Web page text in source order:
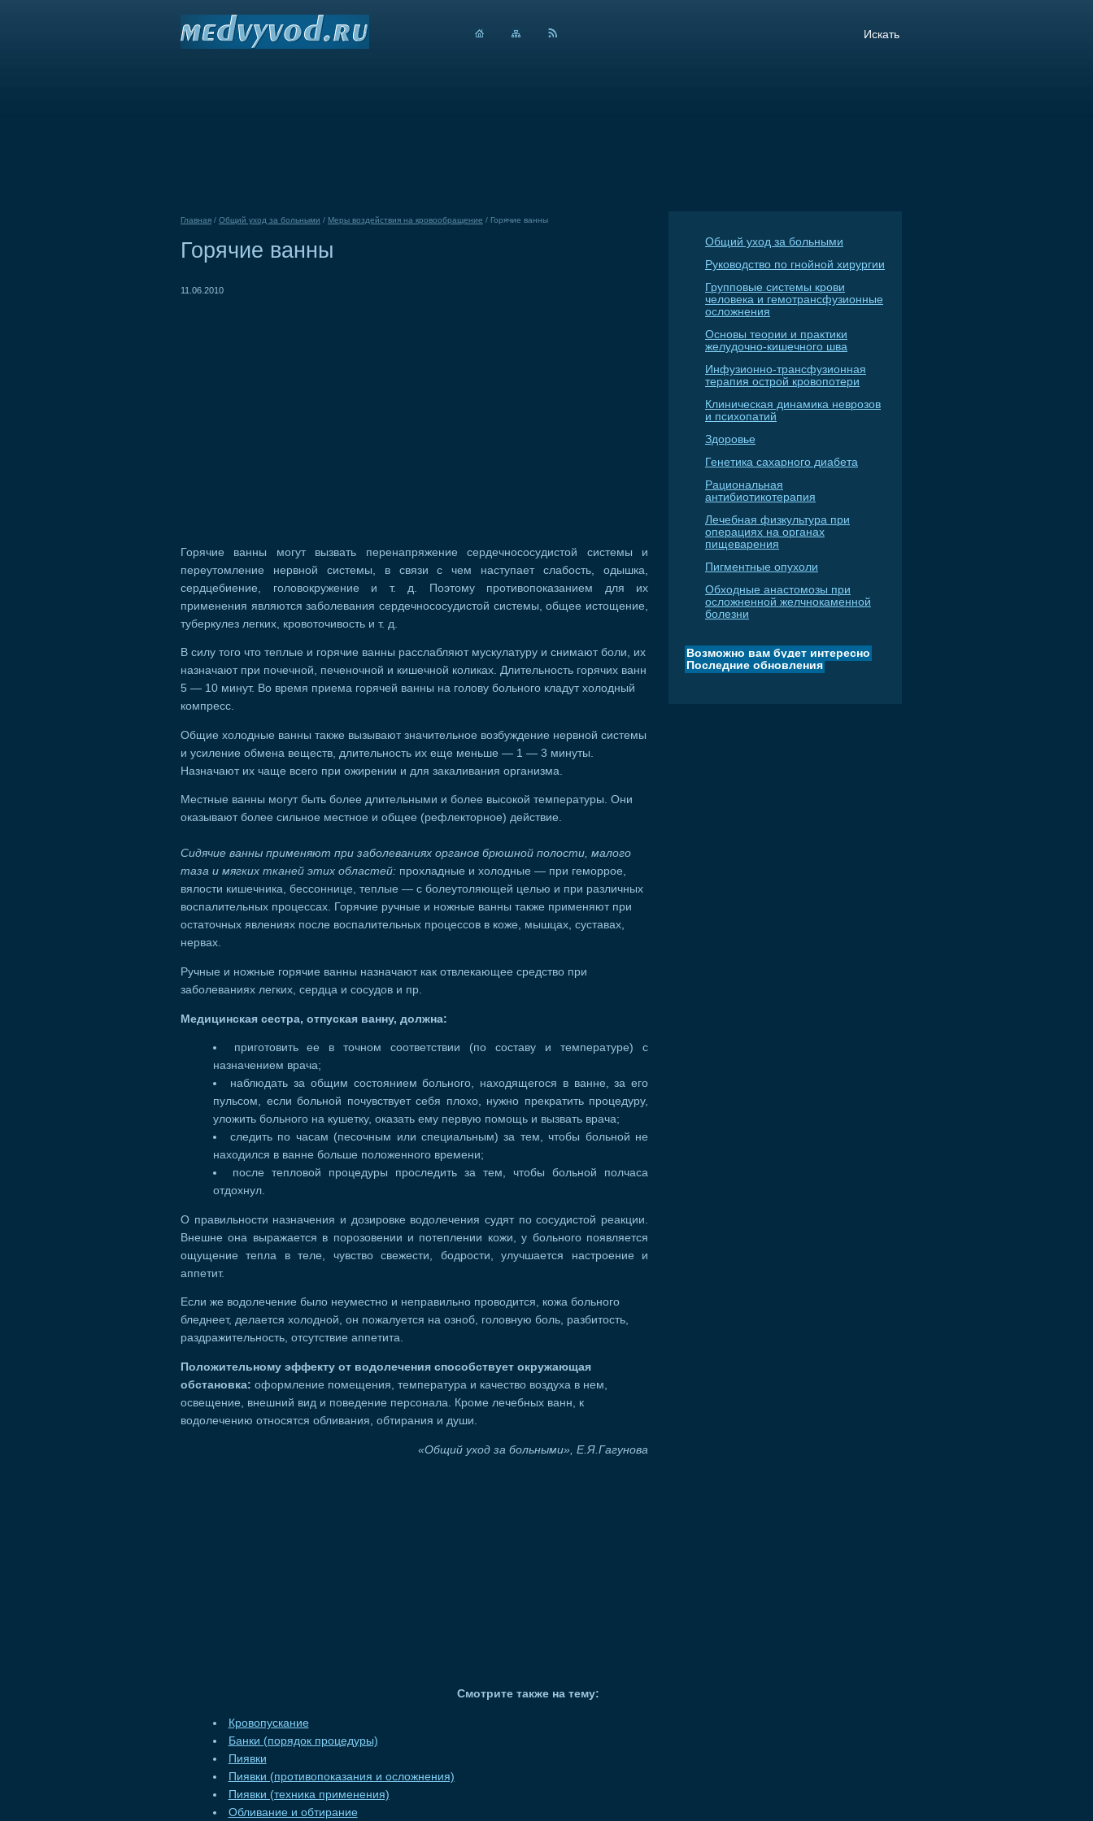
Главная / Общий уход за больными / Меры воздействия на кровообращение / Горячие ванны
Горячие ванны
11.06.2010
Горячие ванны могут вызвать перенапряжение сердечнососудистой системы и
переутомление нервной системы, в связи с чем наступает слабость, одышка,
сердцебиение, головокружение и т. д. Поэтому противопоказанием для их
применения являются заболевания сердечнососудистой системы, общее истощение,
туберкулез легких, кровоточивость и т. д.
В силу того что теплые и горячие ванны расслабляют мускулатуру и снимают боли, их
назначают при почечной, печеночной и кишечной коликах. Длительность горячих ванн
5 — 10 минут. Во время приема горячей ванны на голову больного кладут холодный
компресс.
Общие холодные ванны также вызывают значительное возбуждение нервной системы
и усиление обмена веществ, длительность их еще меньше — 1 — 3 минуты.
Назначают их чаще всего при ожирении и для закаливания организма.
Местные ванны могут быть более длительными и более высокой температуры. Они
оказывают более сильное местное и общее (рефлекторное) действие.
Сидячие ванны применяют при заболеваниях органов брюшной полости, малого
таза и мягких тканей этих областей: прохладные и холодные — при геморрое,
вялости кишечника, бессоннице, теплые — с болеутоляющей целью и при различных
воспалительных процессах. Горячие ручные и ножные ванны также применяют при
остаточных явлениях после воспалительных процессов в коже, мышцах, суставах,
нервах.
Ручные и ножные горячие ванны назначают как отвлекающее средство при
заболеваниях легких, сердца и сосудов и пр.
Медицинская сестра, отпуская ванну, должна:
приготовить ее в точном соответствии (по составу и температуре) с
назначением врача;
наблюдать за общим состоянием больного, находящегося в ванне, за его
пульсом, если больной почувствует себя плохо, нужно прекратить процедуру,
уложить больного на кушетку, оказать ему первую помощь и вызвать врача;
следить по часам (песочным или специальным) за тем, чтобы больной не
находился в ванне больше положенного времени;
после тепловой процедуры проследить за тем, чтобы больной полчаса
отдохнул.
О правильности назначения и дозировке водолечения судят по сосудистой реакции.
Внешне она выражается в порозовении и потеплении кожи, у больного появляется
ощущение тепла в теле, чувство свежести, бодрости, улучшается настроение и
аппетит.
Если же водолечение было неуместно и неправильно проводится, кожа больного
бледнеет, делается холодной, он пожалуется на озноб, головную боль, разбитость,
раздражительность, отсутствие аппетита.
Положительному эффекту от водолечения способствует окружающая
обстановка: оформление помещения, температура и качество воздуха в нем,
освещение, внешний вид и поведение персонала. Кроме лечебных ванн, к
водолечению относятся обливания, обтирания и души.
«Общий уход за больными», Е.Я.Гагунова
Смотрите также на тему:
Кровопускание
Банки (порядок процедуры)
Пиявки
Пиявки (противопоказания и осложнения)
Пиявки (техника применения)
Обливание и обтирание
Общий уход за больными
Руководство по гнойной хирургии
Групповые системы крови
человека и гемотрансфузионные
осложнения
Основы теории и практики
желудочно-кишечного шва
Инфузионно-трансфузионная
терапия острой кровопотери
Клиническая динамика неврозов
и психопатий
Здоровье
Генетика сахарного диабета
Рациональная
антибиотикотерапия
Лечебная физкультура при
операциях на органах
пищеварения
Пигментные опухоли
Обходные анастомозы при
осложненной желчнокаменной
болезни
Возможно вам будет интересно
Последние обновления